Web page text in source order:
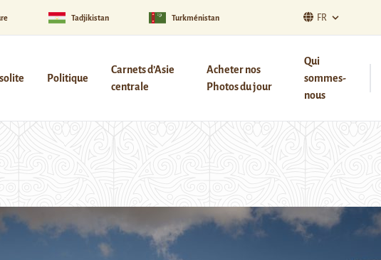
Tadjikistan Turkménistan FR
Politique
Carnets d’Asie
centrale
Acheter nos
Photos du jour
Qui
sommes-
nous